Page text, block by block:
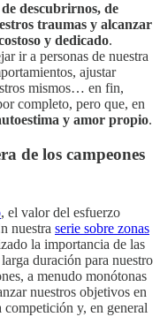
descubrirnos, de
traumas y alcanzar
y dedicado.
ir a personas de nuestra
ajustar
mismos… en fin,
completo, pero que, en
y amor propio.
de los campeones
, el valor del esfuerzo
nuestra serie sobre zonas
la importancia de las
duración para nuestro
a menudo monótonas
nuestros objetivos en
competición y, en general